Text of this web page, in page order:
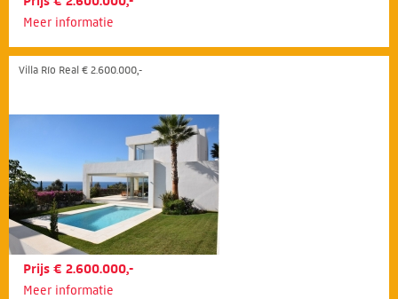
Meer informatie
Villa Río Real € 2.600.000,-
Prijs € 2.600.000,-
Meer informatie